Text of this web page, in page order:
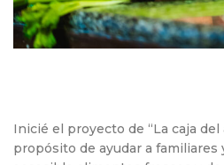
Inicié el proyecto de “La caja
propósito de ayudar a familiares